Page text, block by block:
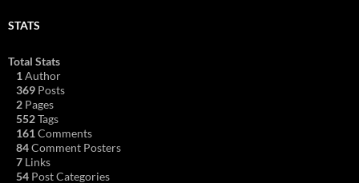
STATS
Total Stats
1 Author
369 Posts
2 Pages
552Tags
161 Comments
84Comment Posters
7 Links
54 Post Categories